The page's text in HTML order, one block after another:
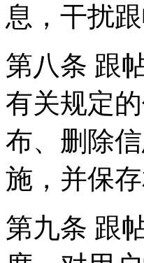
息，干扰
第八条 跟
有关规定
布、删除
施，并保存
第九条 跟